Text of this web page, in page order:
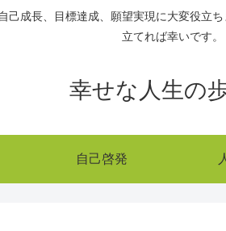
成長、目標達成、願望実現に大変役立
立てれば幸いです。
幸せな人生の
自己啓発